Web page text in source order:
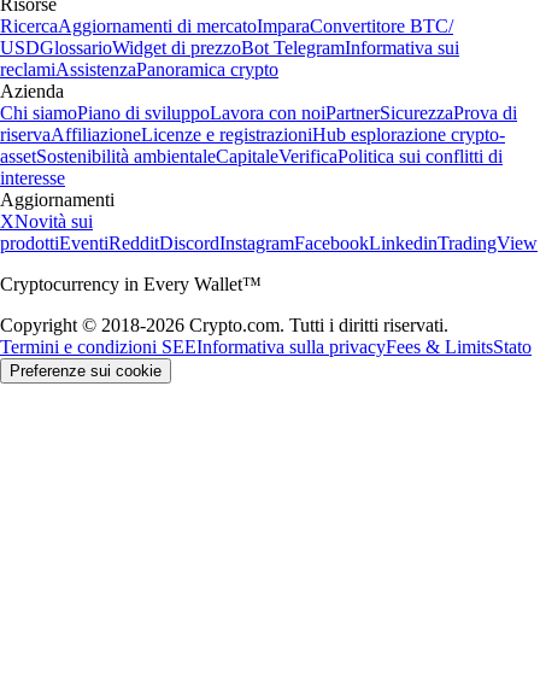
Risorse
RicercaAggiornamenti di mercatoImparaConvertitore BTC/
USDGlossarioWidget di prezzoBot TelegramInformativa sui
reclamiAssistenzaPanoramica crypto
Azienda
Chi siamoPiano di sviluppoLavora con noiPartnerSicurezzaProva di
riservaAffiliazioneLicenze e registrazioniHub esplorazione crypto-
assetSostenibilità ambientaleCapitaleVerificaPolitica sui conflitti di
interesse
Aggiornamenti
XNovità sui
prodottiEventiRedditDiscordInstagramFacebookLinkedinTradingView
Cryptocurrency in Every Wallet™
Copyright © 2018-2026 Crypto.com. Tutti i diritti riservati.
Termini e condizioni SEEInformativa sulla privacyFees & LimitsStato
Preferenze sui cookie